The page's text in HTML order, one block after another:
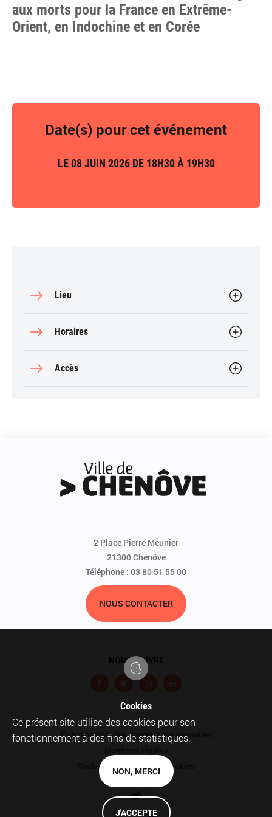
Cookies
Ce présent site utilise des cookies pour son
fonctionnement à des fins de statistiques.
NON, MERCI
J'ACCEPTE
aux morts pour la France en Extrême-
Orient, en Indochine et en Corée
Date(s) pour cet événement
LE 08 JUIN 2026 DE 18H30 À 19H30
Lieu
Horaires
Accès
2 Place Pierre Meunier
21300 Chenôve
Téléphone : 03 80 51 55 00
NOUS CONTACTER
NOUS SUIVRE
c
e
o
o
w
i
t
t
e
r
n
s
t
a
g
r
a
n
k
d
A
c
Pied
Conservation des données personnelles
Modalités relatives aux cookies